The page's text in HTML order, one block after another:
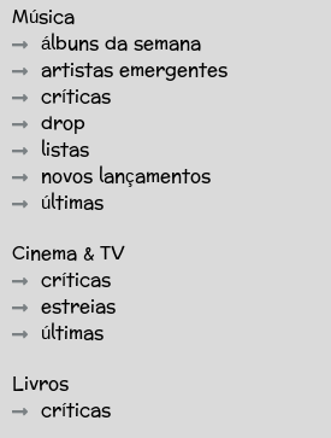
Música
álbuns da semana
artistas emergentes
críticas
drop
listas
novos lançamentos
últimas
Cinema & TV
críticas
estreias
últimas
Livros
críticas